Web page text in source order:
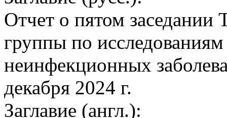
Отчет о пятом заседании
группы по
неинфекционных
декабря 2024 г.
Заглавие (англ.):